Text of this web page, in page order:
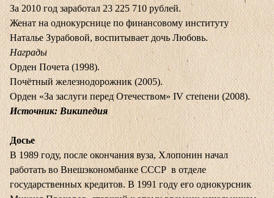
За 2010 год заработал 23 225 710 рублей.
Женат на однокурснице по финансовому институту
Наталье Зурабовой, воспитывает дочь Любовь.
Награды
Орден Почета (1998).
Почётный железнодорожник (2005).
Орден «За заслуги перед Отечеством» IV степени (2008).
Источник: Википедия
Досье
В 1989 году, после окончания вуза, Хлопонин начал
работать во Внешэкономбанке СССР в отделе
государственных кредитов. В 1991 году его однокурсник